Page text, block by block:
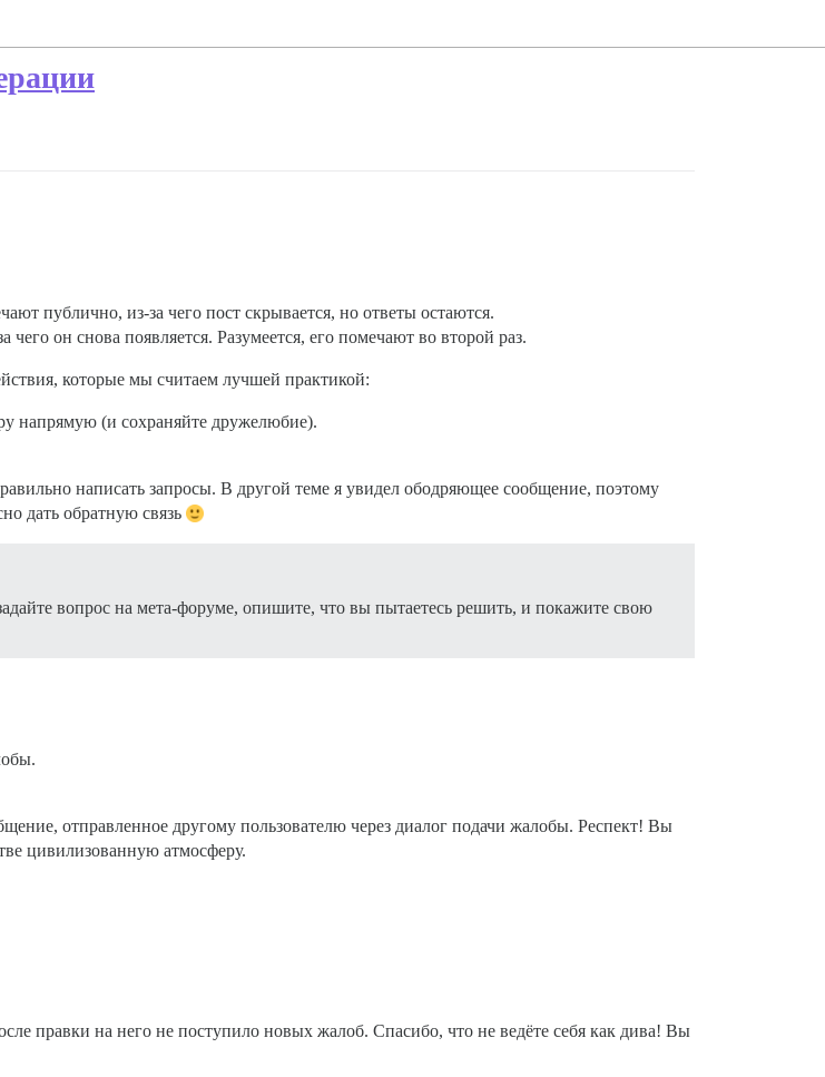
публично, из-за чего пост скрывается, но ответы остаются.
он снова появляется. Разумеется, его помечают во второй раз.
которые мы считаем лучшей практикой:
напрямую (и сохраняйте дружелюбие).
написать запросы. В другой теме я увидел ободряющее сообщение, поэтому
дать обратную связь
вопрос на мета-форуме, опишите, что вы пытаетесь решить, и покажите свою
отправленное другому пользователю через диалог подачи жалобы. Респект! Вы
цивилизованную атмосферу.
правки на него не поступило новых жалоб. Спасибо, что не ведёте себя как дива! Вы